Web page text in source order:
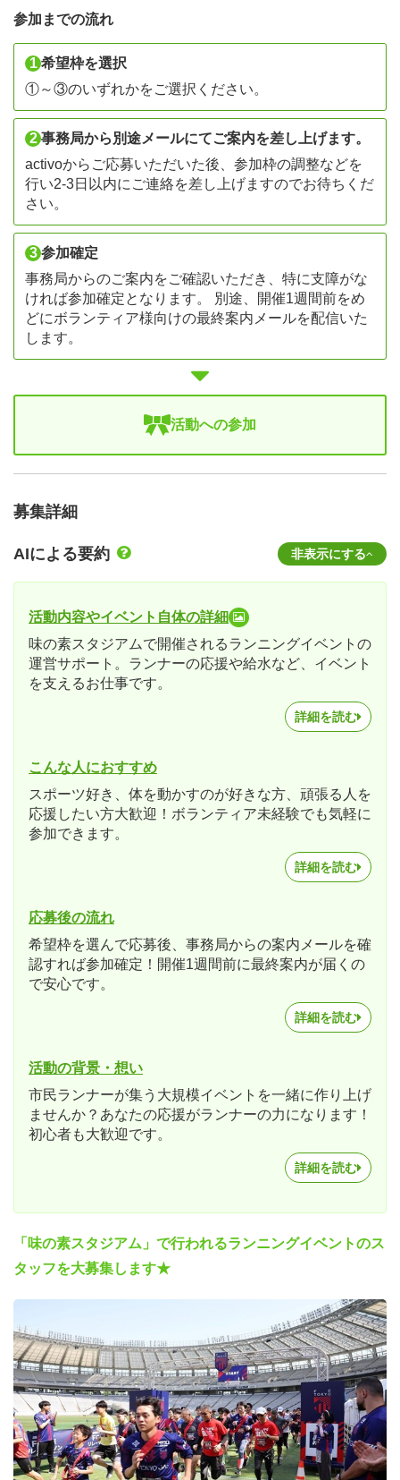
参加までの流れ
1 希望枠を選択
①～③のいずれかをご選択ください。
2 事務局から別途メールにてご案内を差し上げます。
activoからご応募いただいた後、参加枠の調整などを
行い2-3日以内にご連絡を差し上げますのでお待ちくだ
さい。
3 参加確定
事務局からのご案内をご確認いただき、特に支障がな
ければ参加確定となります。 別途、開催1週間前をめ
どにボランティア様向けの最終案内メールを配信いた
します。
活動への参加
募集詳細
AIによる要約 非表示にする
活動内容やイベント自体の詳細
味の素スタジアムで開催されるランニングイベントの
運営サポート。ランナーの応援や給水など、イベント
を支えるお仕事です。
詳細を読む
こんな人におすすめ
スポーツ好き、体を動かすのが好きな方、頑張る人を
応援したい方大歓迎！ボランティア未経験でも気軽に
参加できます。
詳細を読む
応募後の流れ
希望枠を選んで応募後、事務局からの案内メールを確
認すれば参加確定！開催1週間前に最終案内が届くの
で安心です。
詳細を読む
活動の背景・想い
市民ランナーが集う大規模イベントを一緒に作り上げ
ませんか？あなたの応援がランナーの力になります！
初心者も大歓迎です。
詳細を読む
「味の素スタジアム」で行われるランニングイベントのス
タッフを大募集します★